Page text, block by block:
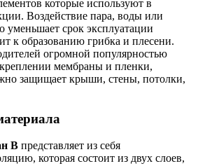
которые используют в
Воздействие пара, воды или
уменьшает срок эксплуатации
к образованию грибка и плесени.
огромной популярностью
мембраны и пленки,
защищает крыши, стены, потолки,
В представляет из себя
которая состоит из двух слоев,